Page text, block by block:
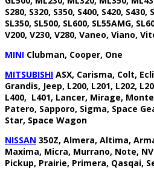
S280, S320, S350, S400, S420, S430,
SL350, SL500, SL600, SL55AMG,
V200, V230, V280, Vaneo, Viano,
MINI Clubman, Cooper, One
MITSUBISHI ASX, Carisma, Colt,
Grandis, Jeep, L200, L201, L202,
L400, L401, Lancer, Mirage,
Patero, Sapporo, Sigma, Space
Star, Space Wagon
NISSAN 350Z, Almera, Altima,
Maxima, Micra, Murrano, Note,
Pickup, Prairie, Primera, Qasqai,